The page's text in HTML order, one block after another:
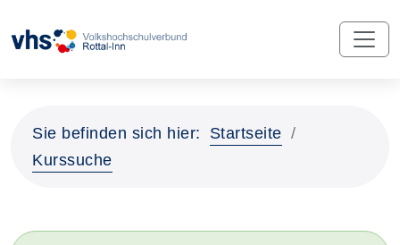
Sie befinden sich hier:
Startseite
Kurssuche